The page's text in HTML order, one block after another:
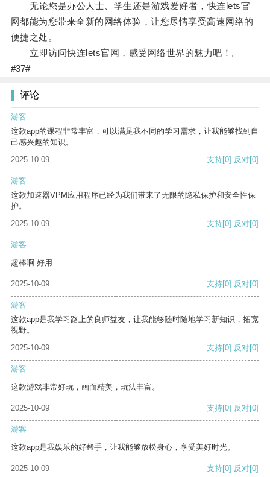
无论您是办公人士、学生还是游戏爱好者，快连lets官
网都能为您带来全新的网络体验，让您尽情享受高速网络的
便捷之处。
立即访问快连lets官网，感受网络世界的魅力吧！。
#37#
评论
游客
这款app的课程非常丰富，可以满足我不同的学习需求，让我能够找到自
己感兴趣的知识。
2025-10-09
支持[0] 反对[0]
游客
这款加速器VPM应用程序已经为我们带来了无限的隐私保护和安全性保
护。
2025-10-09
支持[0] 反对[0]
游客
超棒啊 好用
2025-10-09 支持[0] 反对[0]
游客
这款app是我学习路上的良师益友，让我能够随时随地学习新知识，拓宽
视野。
2025-10-09
支持[0] 反对[0]
游客
这款游戏非常好玩，画面精美，玩法丰富。
2025-10-09 支持[0] 反对[0]
游客
这款app是我娱乐的好帮手，让我能够放松身心，享受美好时光。
2025-10-09 支持[0] 反对[0]